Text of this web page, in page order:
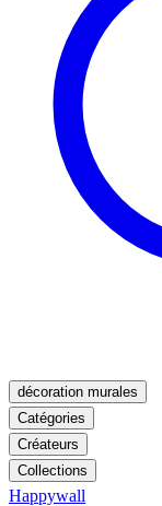
décoration murales
Catégories
Créateurs
Collections
Happywall